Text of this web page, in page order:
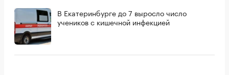
В Екатеринбурге до 7 выросло число
учеников с кишечной инфекцией